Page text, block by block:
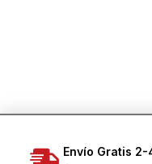
Envío Gratis 2-